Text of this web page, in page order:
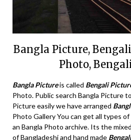
Bangla Picture,
Photo,
Bangla Pictureis called Bengali
Photo. Public search Bangla Picture
Picture easily we have arranged
Photo Gallery You can get all types
an Bangla Photo archive. Its the
of Bangladeshi and hand made